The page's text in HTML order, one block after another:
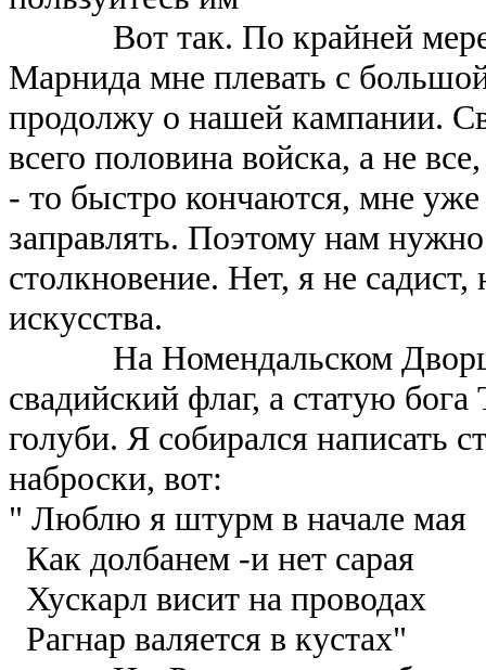
Вот так. По крайней мере,
Марнида мне плевать с
продолжу о нашей кампании.
всего половина войска, а не
- то быстро кончаются, мне
заправлять. Поэтому нам
столкновение. Нет, я не
искусства.
На Номендальском Дворце
свадийский флаг, а статую
голуби. Я собирался написать
наброски, вот:
" Люблю я штурм в начале мая
Как долбанем -и нет сарая
Хускарл висит на проводах
Рагнар валяется в кустах"